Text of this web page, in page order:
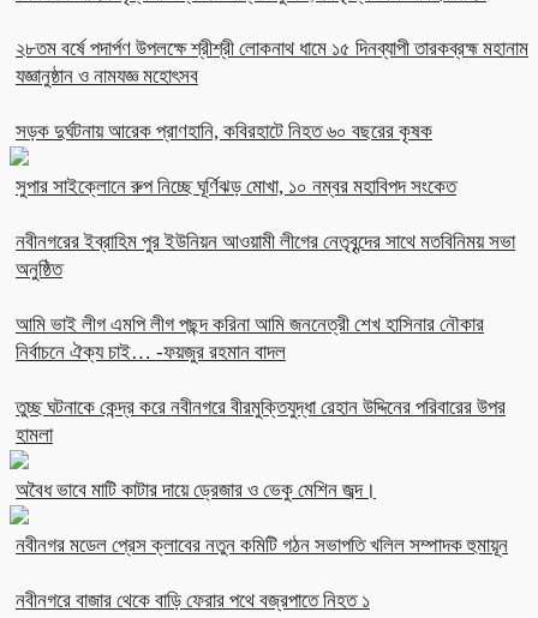
২৮তম বর্ষে পদার্পণ উপলক্ষে শ্রীশ্রী লোকনাথ ধামে ১৫ দিনব্যাপী তারকব্রহ্ম মহানাম
যজ্ঞানুষ্ঠান ও নামযজ্ঞ মহোৎসব
সড়ক দুর্ঘটনায় আরেক প্রাণহানি, কবিরহাটে নিহত ৬০ বছরের কৃষক
সুপার সাইক্লোনে রুপ নিচ্ছে ঘূর্ণিঝড় মোখা, ১০ নম্বর মহাবিপদ সংকেত
নবীনগরের ইব্রাহিম পুর ইউনিয়ন আওয়ামী লীগের নেতৃবৃন্দের সাথে মতবিনিময় সভা
অনুষ্ঠিত
আমি ভাই লীগ এমপি লীগ পছন্দ করিনা আমি জননেত্রী শেখ হাসিনার নৌকার
নির্বাচনে ঐক্য চাই… -ফয়জুর রহমান বাদল
তুচ্ছ ঘটনাকে কেন্দ্র করে নবীনগরে বীরমুক্তিযুদ্ধা রেহান উদ্দিনের পরিবারের উপর
হামলা
অবৈধ ভাবে মাটি কাটার দায়ে ড্রেজার ও ভেকু মেশিন জব্দ।
নবীনগর মডেল প্রেস ক্লাবের নতুন কমিটি গঠন সভাপতি খলিল সম্পাদক হুমায়ূন
নবীনগরে বাজার থেকে বাড়ি ফেরার পথে বজ্রপাতে নিহত ১